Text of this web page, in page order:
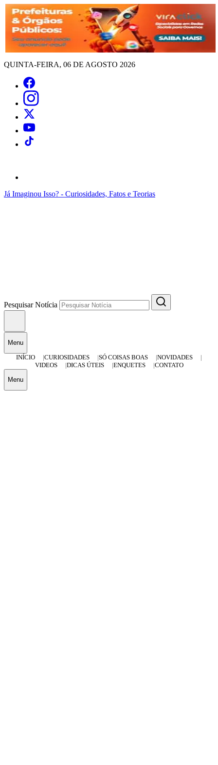
QUINTA-FEIRA, 06 DE AGOSTO 2026
Já Imaginou Isso? - Curiosidades, Fatos e Teorias
Pesquisar Notícia
Menu
INÍCIO
CURIOSIDADES SÓ COISAS BOAS
NOVIDADES
VIDEOS
DICAS ÚTEIS ENQUETES CONTATO
Menu